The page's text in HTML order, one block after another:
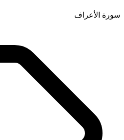
سورة الأعراف